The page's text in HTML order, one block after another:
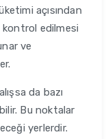
açısından
kontrol edilmesi
ve
da bazı
Bu noktalar
yerlerdir.